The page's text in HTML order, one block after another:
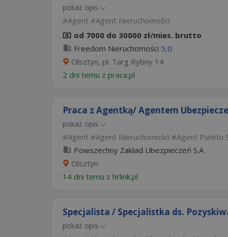
pokaż opis
Agent
Agent Nieruchomości
od 7000 do 30000 zł/mies. brutto
Freedom Nieruchomości 5,0
Olsztyn, pl. Targ Rybny 14
2 dni temu z praca.pl
Praca z Agentką/ Agentem
pokaż opis
Agent Agent Nieruchomości
Agent Punktu
Powszechny Zakład Ubezpieczeń S.A
Olsztyn
14 dni temu z hrlink.pl
Specjalista / Specjalistka ds.
pokaż opis